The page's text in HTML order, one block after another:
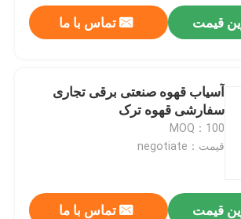
قیمت تماس با ما
آسیاب قهوه صنعتی برقی تجاری
سفارشی قهوه ترک
MOQ：100
قیمت：negotiate
قیمت تماس با ما